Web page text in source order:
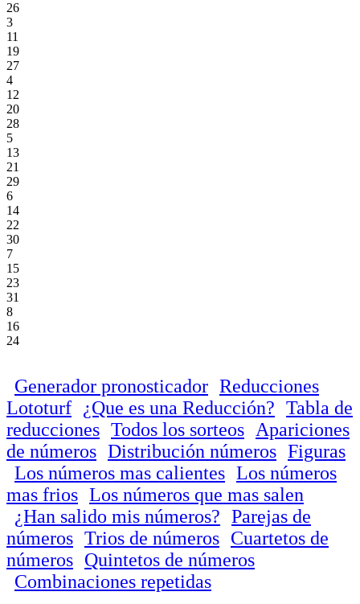
26
3
11
19
27
4
12
20
28
5
13
21
29
6
14
22
30
7
15
23
31
8
16
24
Generador pronosticador Reducciones
Lototurf
¿Que es una Reducción? Tabla de
reducciones Todos los sorteos
Apariciones
de números Distribución números Figuras
Los números mas calientes Los números
mas frios Los números que mas salen
¿Han salido mis números? Parejas de
números Trios de números Cuartetos de
números Quintetos de números
Combinaciones repetidas